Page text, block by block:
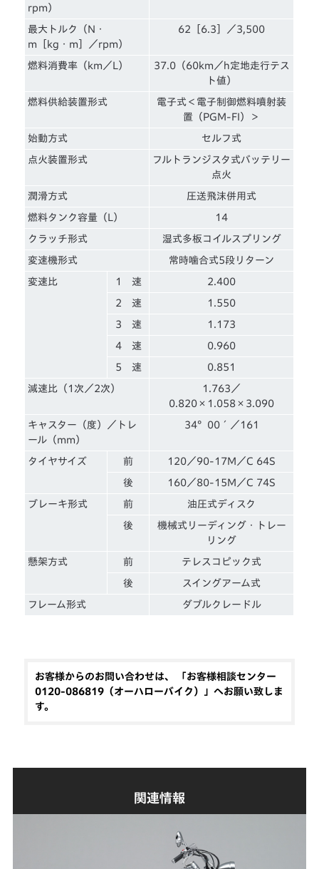
rpm）
最大トルク（N・
m［kg・m］／rpm）
62［6.3］／3,500
燃料消費率（km／L）
37.0（60km／h定地走行テス
ト値）
燃料供給装置形式
電子式＜電子制御燃料噴射装
置（PGM-FI）＞
始動方式 セルフ式
点火装置形式
フルトランジスタ式バッテリー
点火
潤滑方式 圧送飛沫併用式
燃料タンク容量（L） 14
クラッチ形式 湿式多板コイルスプリング
変速機形式 常時噛合式5段リターン
変速比 1 速 2.400
2 速 1.550
3 速 1.173
4 速 0.960
5 速 0.851
減速比（1次／2次）
1.763／
0.820×1.058×3.090
キャスター（度）／トレ
ール（mm）
34°00´／161
タイヤサイズ 前 120／90-17M／C 64S
後 160／80-15M／C 74S
ブレーキ形式 前 油圧式ディスク
後
機械式リーディング・トレー
リング
懸架方式 前 テレスコピック式
後 スイングアーム式
フレーム形式 ダブルクレードル
お客様からのお問い合わせは、 「お客様相談センター
0120-086819（オーハローバイク）」へお願い致しま
す。
関連情報